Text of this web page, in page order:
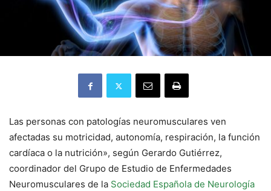
Las personas con patologías neuromusculares ven
afectadas su motricidad, autonomía, respiración, la función
cardíaca o la nutrición», según Gerardo Gutiérrez,
coordinador del Grupo de Estudio de Enfermedades
Neuromusculares de la Sociedad Española de Neurología